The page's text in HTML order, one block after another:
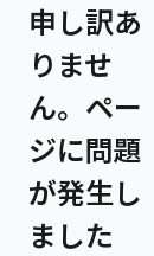
申し訳あ
りませ
ん。ペー
ジに問題
が発生し
ました